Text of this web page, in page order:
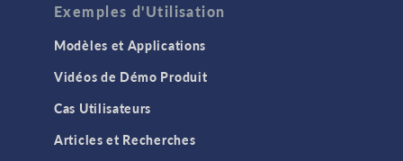
Exemples d'Utilisation
Modèles et Applications
Vidéos de Démo Produit
Cas Utilisateurs
Articles et Recherches